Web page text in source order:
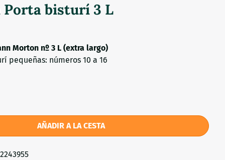
bisturí 3 L
Morton nº 3 L (extra largo)
pequeñas: números 10 a 16
AÑADIR A LA CESTA